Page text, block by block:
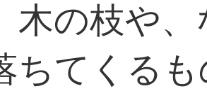
木の枝や
ちてくる